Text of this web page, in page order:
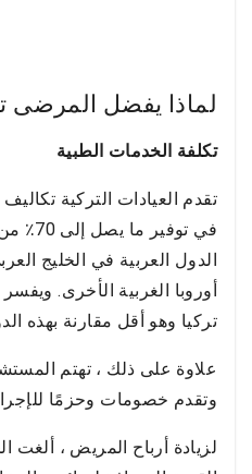
لماذا يفضل المرضى
تكلفة الخدمات الطبية
تقدم العيادات التركية
في
الدول العربية في الخليج
أوروبا الغربية الأخرى.
تركيا وهو أقل مقارنة بهذه
علاوة على ذلك ، تهتم
وتقدم خصومات وحزمًا
لزيادة أرباح المريض ،